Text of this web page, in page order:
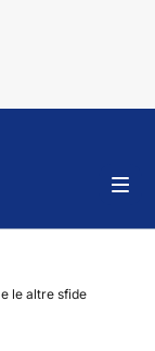
le altre sfide